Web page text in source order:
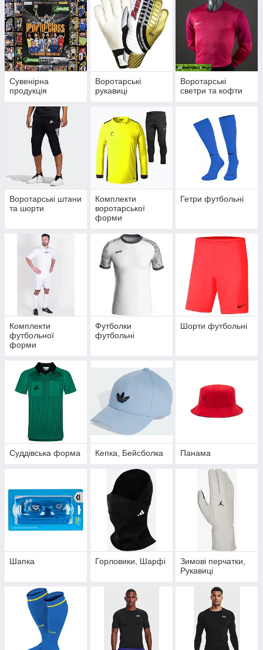
Сувенірна
продукція
Воротарські
рукавиці
Воротарські
светри та кофти
Воротарські штани
та шорти
Комплекти
воротарської
форми
Гетри футбольні
Комплекти
футбольної
форми
Футболки
футбольні
Шорти футбольні
Суддівська форма Кепка, Бейсболка Панама
Шапка Горловики, Шарфі
Зимові перчатки,
Рукавиці